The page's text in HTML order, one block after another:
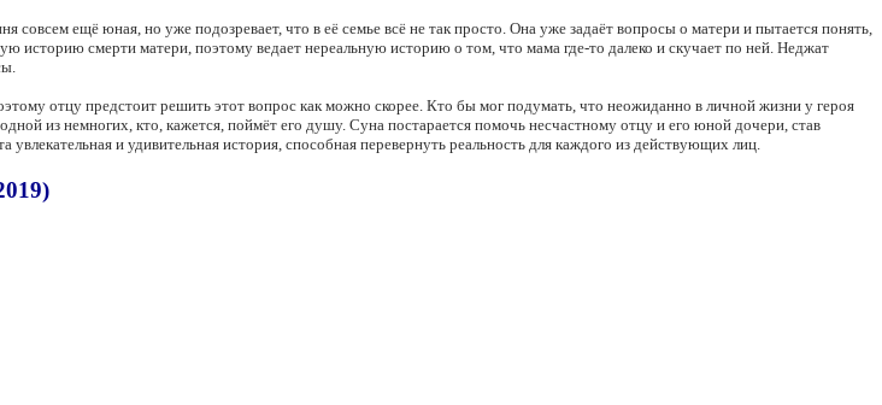
ещё юная, но уже подозревает, что в её семье всё не так просто. Она уже задаёт вопросы о матери и пытается понять,
историю смерти матери, поэтому ведает нереальную историю о том, что мама где-то далеко и скучает по ней. Неджат
отцу предстоит решить этот вопрос как можно скорее. Кто бы мог подумать, что неожиданно в личной жизни у героя
из немногих, кто, кажется, поймёт его душу. Суна постарается помочь несчастному отцу и его юной дочери, став
и удивительная история, способная перевернуть реальность для каждого из действующих лиц.